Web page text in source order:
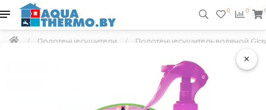
×
0 0
Полотенцесушители Полотенцесушитель водяной